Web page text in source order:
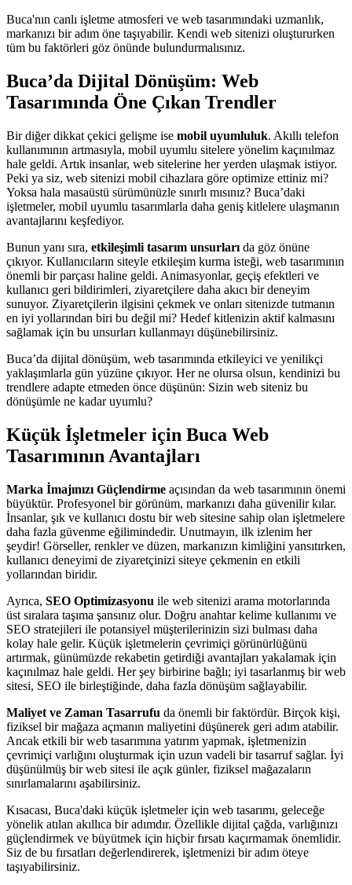
Buca'nın canlı işletme atmosferi ve web tasarımındaki uzmanlık,
markanızı bir adım öne taşıyabilir. Kendi web sitenizi oluştururken
tüm bu faktörleri göz önünde bulundurmalısınız.
Buca’da Dijital Dönüşüm: Web
Tasarımında Öne Çıkan Trendler
Bir diğer dikkat çekici gelişme ise mobil uyumluluk. Akıllı telefon
kullanımının artmasıyla, mobil uyumlu sitelere yönelim kaçınılmaz
hale geldi. Artık insanlar, web sitelerine her yerden ulaşmak istiyor.
Peki ya siz, web sitenizi mobil cihazlara göre optimize ettiniz mi?
Yoksa hala masaüstü sürümünüzle sınırlı mısınız? Buca’daki
işletmeler, mobil uyumlu tasarımlarla daha geniş kitlelere ulaşmanın
avantajlarını keşfediyor.
Bunun yanı sıra, etkileşimli tasarım unsurları da göz önüne
çıkıyor. Kullanıcıların siteyle etkileşim kurma isteği, web tasarımının
önemli bir parçası haline geldi. Animasyonlar, geçiş efektleri ve
kullanıcı geri bildirimleri, ziyaretçilere daha akıcı bir deneyim
sunuyor. Ziyaretçilerin ilgisini çekmek ve onları sitenizde tutmanın
en iyi yollarından biri bu değil mi? Hedef kitlenizin aktif kalmasını
sağlamak için bu unsurları kullanmayı düşünebilirsiniz.
Buca’da dijital dönüşüm, web tasarımında etkileyici ve yenilikçi
yaklaşımlarla gün yüzüne çıkıyor. Her ne olursa olsun, kendinizi bu
trendlere adapte etmeden önce düşünün: Sizin web siteniz bu
dönüşümle ne kadar uyumlu?
Küçük İşletmeler için Buca Web
Tasarımının Avantajları
Marka İmajınızı Güçlendirme açısından da web tasarımının önemi
büyüktür. Profesyonel bir görünüm, markanızı daha güvenilir kılar.
İnsanlar, şık ve kullanıcı dostu bir web sitesine sahip olan işletmelere
daha fazla güvenme eğilimindedir. Unutmayın, ilk izlenim her
şeydir! Görseller, renkler ve düzen, markanızın kimliğini yansıtırken,
kullanıcı deneyimi de ziyaretçinizi siteye çekmenin en etkili
yollarından biridir.
Ayrıca, SEO Optimizasyonu ile web sitenizi arama motorlarında
üst sıralara taşıma şansınız olur. Doğru anahtar kelime kullanımı ve
SEO stratejileri ile potansiyel müşterilerinizin sizi bulması daha
kolay hale gelir. Küçük işletmelerin çevrimiçi görünürlüğünü
artırmak, günümüzde rekabetin getirdiği avantajları yakalamak için
kaçınılmaz hale geldi. Her şey birbirine bağlı; iyi tasarlanmış bir web
sitesi, SEO ile birleştiğinde, daha fazla dönüşüm sağlayabilir.
Maliyet ve Zaman Tasarrufu da önemli bir faktördür. Birçok kişi,
fiziksel bir mağaza açmanın maliyetini düşünerek geri adım atabilir.
Ancak etkili bir web tasarımına yatırım yapmak, işletmenizin
çevrimiçi varlığını oluşturmak için uzun vadeli bir tasarruf sağlar. İyi
düşünülmüş bir web sitesi ile açık günler, fiziksel mağazaların
sınırlamalarını aşabilirsiniz.
Kısacası, Buca'daki küçük işletmeler için web tasarımı, geleceğe
yönelik atılan akıllıca bir adımdır. Özellikle dijital çağda, varlığınızı
güçlendirmek ve büyütmek için hiçbir fırsatı kaçırmamak önemlidir.
Siz de bu fırsatları değerlendirerek, işletmenizi bir adım öteye
taşıyabilirsiniz.